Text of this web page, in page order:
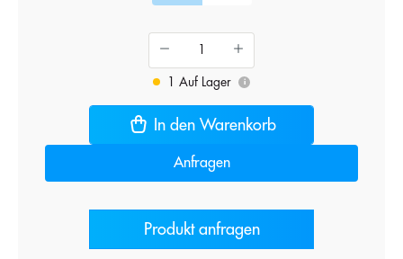
1 Auf Lager i
In den Warenkorb
Anfragen
Produkt anfragen